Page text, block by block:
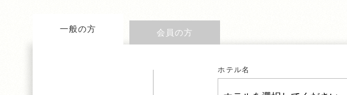
一般の方 会員の方
ホテル名